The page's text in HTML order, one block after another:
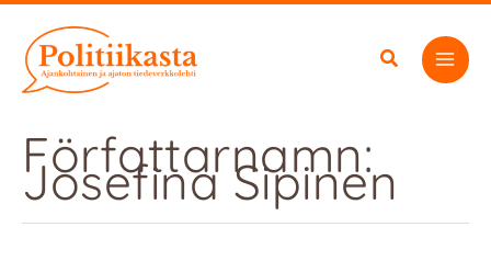
innehåll
Författarnamn:
Josefina Sipinen